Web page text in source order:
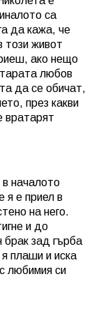
са
да кажа, че
този живот
ако нещо
любов
да се обичат,
през какви
вратарят
началото
я е приел в
на него.
и до
брак зад гърба
плаши и иска
любимия си